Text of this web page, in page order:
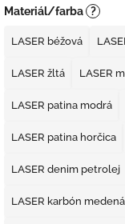
Materiál/farba ?
LASER béžová
LASER žltá LASER
LASER patina modrá
LASER patina horčica
LASER denim petrolej
LASER karbón medená